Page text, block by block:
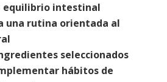
equilibrio intestinal
una rutina orientada al
seleccionados
hábitos de